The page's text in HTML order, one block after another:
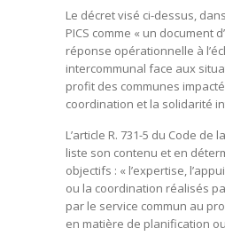
Le décret visé ci-dessus,
PICS comme « un document
réponse opérationnelle à
intercommunal face aux
profit des communes
coordination et la solidarité
L’article R. 731-5 du Code de
liste son contenu et en
objectifs : « l’expertise,
ou la coordination réalisés
par le service commun au
en matière de planification